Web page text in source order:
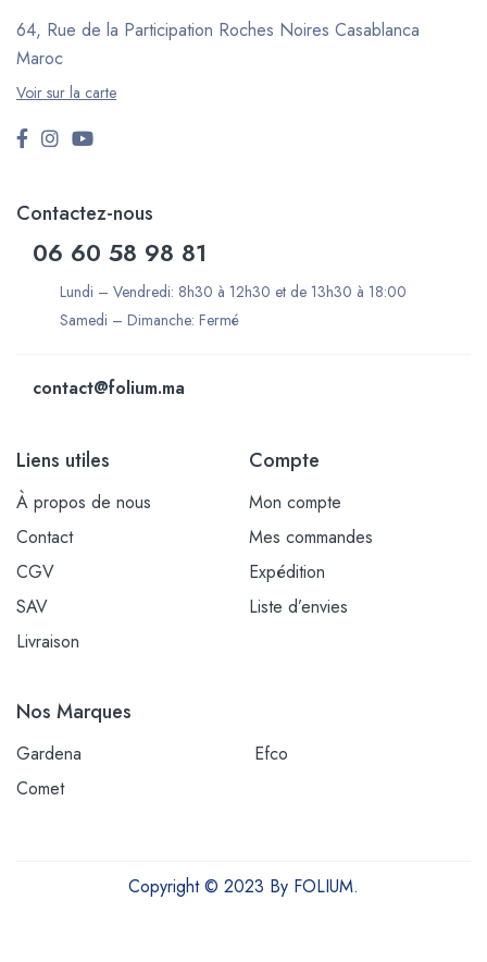
64, Rue de la Participation Roches Noires Casablanca
Maroc
Voir sur la carte
Contactez-nous
06 60 58 98 81
Lundi – Vendredi: 8h30 à 12h30 et de 13h30 à 18:00
Samedi – Dimanche: Fermé
contact@folium.ma
Liens utiles
À propos de nous
Contact
CGV
SAV
Livraison
Compte
Mon compte
Mes commandes
Expédition
Liste d’envies
Nos Marques
Gardena
Efco
Comet
Copyright © 2023 By FOLIUM.